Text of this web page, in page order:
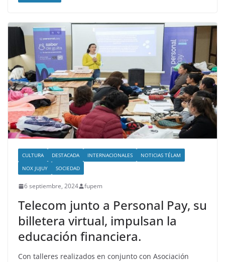
CULTURA DESTACADA INTERNACIONALES
NOTICIAS TÉLAM
NOX JUJUY
SOCIEDAD
6 septiembre, 2024 fupem
Telecom junto a Personal Pay, su
billetera virtual, impulsan la
educación financiera.
Con talleres realizados en conjunto con Asociación